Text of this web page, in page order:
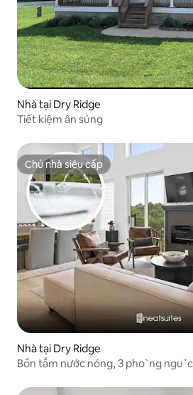
Nhà tại Dry Ridge
Tiết kiệm ân sủng
Chủ nhà siêu cấp
Chủ nhà siêu cấp
Nhà tại Dry Ridge
Bồn tắm nước nóng, 3 pho ̀ ng ngu